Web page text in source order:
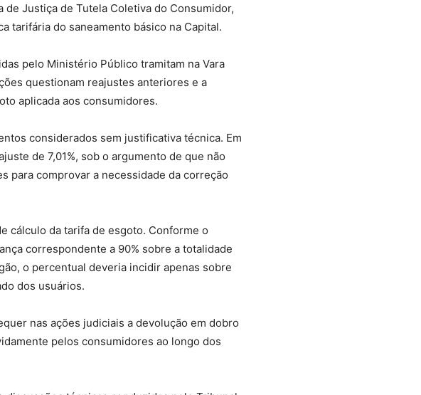
Justiça de Tutela Coletiva do Consumidor,
tarifária do saneamento básico na Capital.
pelo Ministério Público tramitam na Vara
questionam reajustes anteriores e a
aplicada aos consumidores.
considerados sem justificativa técnica. Em
de 7,01%, sob o argumento de que não
para comprovar a necessidade da correção
cálculo da tarifa de esgoto. Conforme o
correspondente a 90% sobre a totalidade
o percentual deveria incidir apenas sobre
dos usuários.
nas ações judiciais a devolução em dobro
pelos consumidores ao longo dos